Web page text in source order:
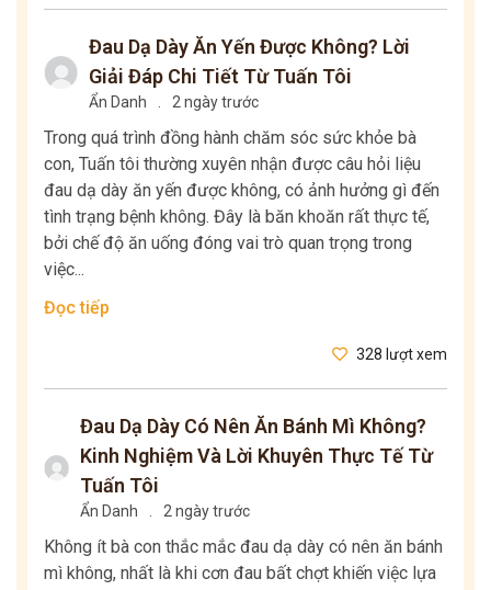
Đau Dạ Dày Ăn Yến Được Không? Lời
Giải Đáp Chi Tiết Từ Tuấn Tôi
Ẩn Danh 2 ngày trước
Trong quá trình đồng hành chăm sóc sức khỏe bà
con, Tuấn tôi thường xuyên nhận được câu hỏi liệu
đau dạ dày ăn yến được không, có ảnh hưởng gì đến
tình trạng bệnh không. Đây là băn khoăn rất thực tế,
bởi chế độ ăn uống đóng vai trò quan trọng trong
việc...
Đọc tiếp
328 lượt xem
Đau Dạ Dày Có Nên Ăn Bánh Mì Không?
Kinh Nghiệm Và Lời Khuyên Thực Tế Từ
Tuấn Tôi
Ẩn Danh 2 ngày trước
Không ít bà con thắc mắc đau dạ dày có nên ăn bánh
mì không, nhất là khi cơn đau bất chợt khiến việc lựa